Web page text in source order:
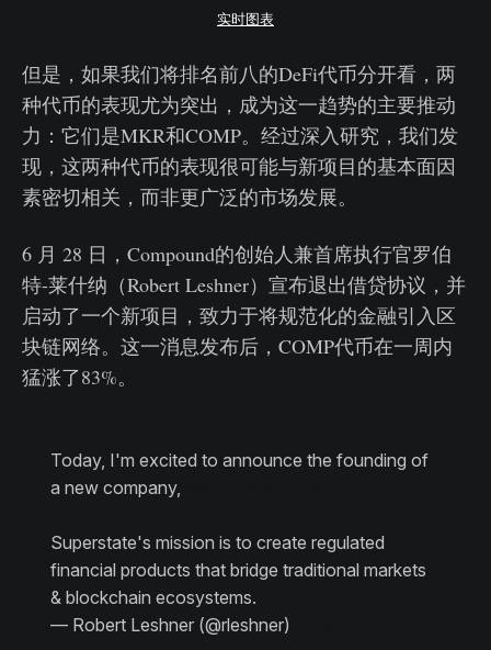
实时图表
但是，如果我们将排名前八的DeFi代币分开看，两
种代币的表现尤为突出，成为这一趋势的主要推动
力：它们是MKR和COMP。经过深入研究，我们发
现，这两种代币的表现很可能与新项目的基本面因
素密切相关，而非更广泛的市场发展。
6 月 28 日，Compound的创始人兼首席执行官罗伯
特-莱什纳（Robert Leshner）宣布退出借贷协议，并
启动了一个新项目，致力于将规范化的金融引入区
块链网络。这一消息发布后，COMP代币在一周内
猛涨了83%。
Today, I'm excited to announce the founding of
a new company,
Superstate's mission is to create regulated
financial products that bridge traditional markets
& blockchain ecosystems.
— Robert Leshner (@rleshner)